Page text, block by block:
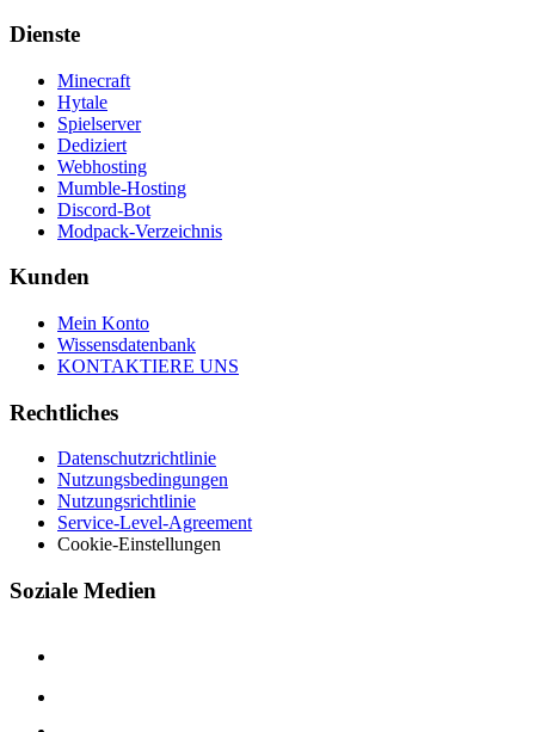
Dienste
Minecraft
Hytale
Spielserver
Dediziert
Webhosting
Mumble-Hosting
Discord-Bot
Modpack-Verzeichnis
Kunden
Mein Konto
Wissensdatenbank
KONTAKTIERE UNS
Rechtliches
Datenschutzrichtlinie
Nutzungsbedingungen
Nutzungsrichtlinie
Service-Level-Agreement
Cookie-Einstellungen
Soziale Medien